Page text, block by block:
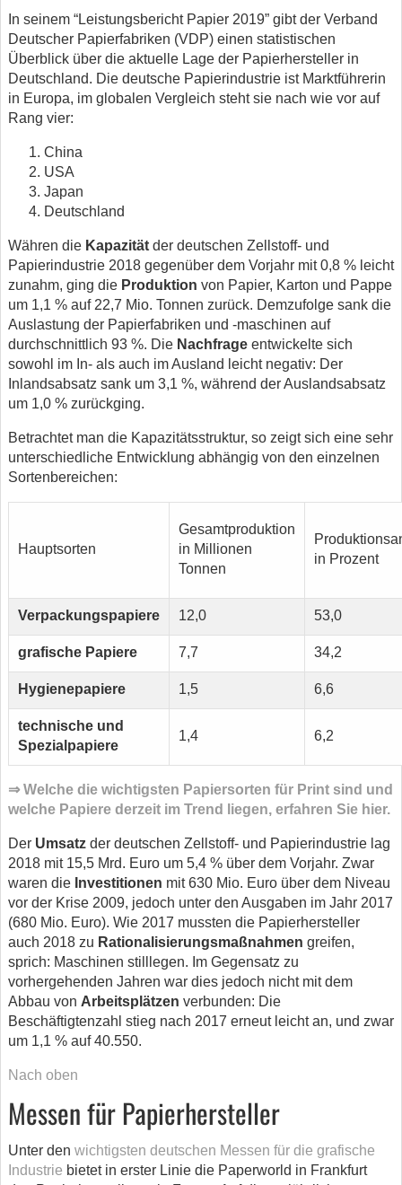
In seinem “Leistungsbericht Papier 2019” gibt der Verband
Deutscher Papierfabriken (VDP) einen statistischen
Überblick über die aktuelle Lage der Papierhersteller in
Deutschland. Die deutsche Papierindustrie ist Marktführerin
in Europa, im globalen Vergleich steht sie nach wie vor auf
Rang vier:
China
USA
Japan
Deutschland
Währen die Kapazität der deutschen Zellstoff- und
Papierindustrie 2018 gegenüber dem Vorjahr mit 0,8 % leicht
zunahm, ging die Produktion von Papier, Karton und Pappe
um 1,1 % auf 22,7 Mio. Tonnen zurück. Demzufolge sank die
Auslastung der Papierfabriken und -maschinen auf
durchschnittlich 93 %. Die Nachfrage entwickelte sich
sowohl im In- als auch im Ausland leicht negativ: Der
Inlandsabsatz sank um 3,1 %, während der Auslandsabsatz
um 1,0 % zurückging.
Betrachtet man die Kapazitätsstruktur, so zeigt sich eine sehr
unterschiedliche Entwicklung abhängig von den einzelnen
Sortenbereichen:
Hauptsorten
Gesamtproduktion
in Millionen
Tonnen
in Prozent
Verpackungspapiere 12,0 53,0
grafische Papiere 7,7 34,2
Hygienepapiere 1,5 6,6
technische und
Spezialpapiere
1,4 6,2
⇒ Welche die wichtigsten Papiersorten für Print sind und
welche Papiere derzeit im Trend liegen, erfahren Sie hier.
Der Umsatz der deutschen Zellstoff- und Papierindustrie lag
2018 mit 15,5 Mrd. Euro um 5,4 % über dem Vorjahr. Zwar
waren die Investitionen mit 630 Mio. Euro über dem Niveau
vor der Krise 2009, jedoch unter den Ausgaben im Jahr 2017
(680 Mio. Euro). Wie 2017 mussten die Papierhersteller
auch 2018 zu Rationalisierungsmaßnahmen greifen,
sprich: Maschinen stilllegen. Im Gegensatz zu
vorhergehenden Jahren war dies jedoch nicht mit dem
Abbau von Arbeitsplätzen verbunden: Die
Beschäftigtenzahl stieg nach 2017 erneut leicht an, und zwar
um 1,1 % auf 40.550.
Nach oben
Messen für Papierhersteller
Unter den wichtigsten deutschen Messen für die grafische
Industrie bietet in erster Linie die Paperworld in Frankfurt